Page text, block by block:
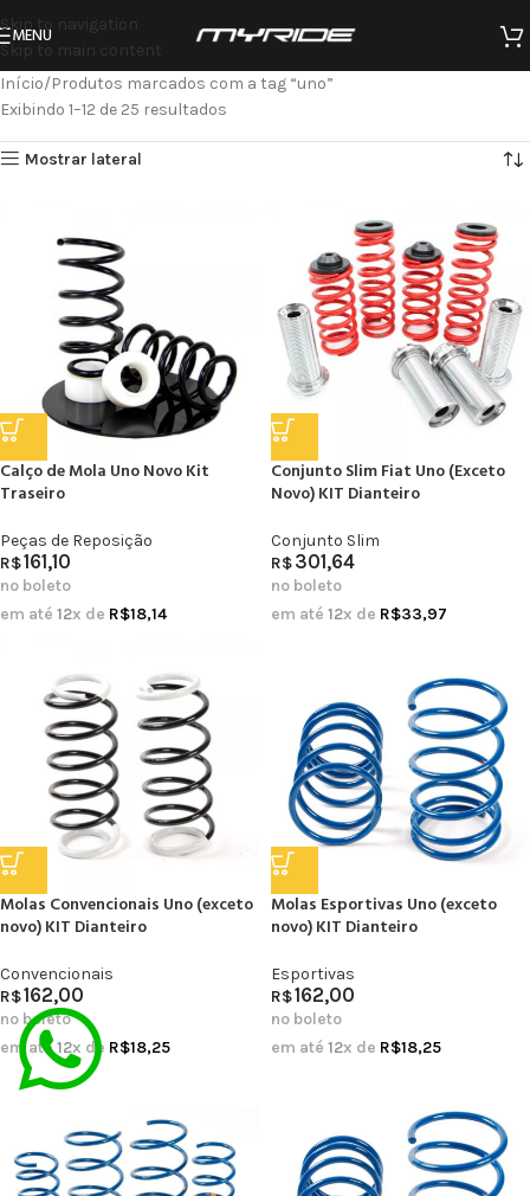
Skip to navigation
Skip to main content
MENU
Início Produtos marcados com a tag “uno”
Exibindo 1–12 de 25 resultados
Mostrar lateral
Calço de Mola Uno Novo Kit
Traseiro
Peças de Reposição
R$161,10
no boleto
em até 12x de R$18,14
Conjunto Slim Fiat Uno (Exceto
Novo) KIT Dianteiro
Conjunto Slim
R$301,64
no boleto
em até 12x de R$33,97
Molas Convencionais Uno (exceto
novo) KIT Dianteiro
Convencionais
R$162,00
no boleto
em até12x de R$18,25
Molas Esportivas Uno (exceto
novo) KIT Dianteiro
Esportivas
R$162,00
no boleto
em até 12x de R$18,25